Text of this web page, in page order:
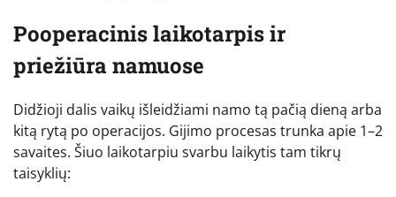
Pooperacinis laikotarpis ir
priežiūra namuose
Didžioji dalis vaikų išleidžiami namo tą pačią dieną arba
kitą rytą po operacijos. Gijimo procesas trunka apie 1–2
savaites. Šiuo laikotarpiu svarbu laikytis tam tikrų
taisyklių: